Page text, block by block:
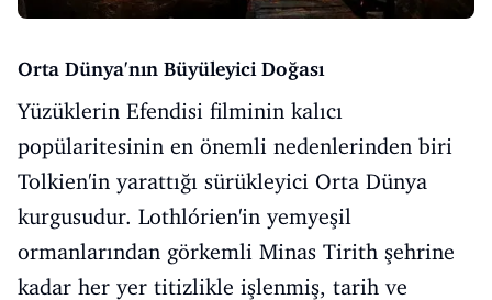
Orta Dünya'nın Büyüleyici Doğası
Yüzüklerin Efendisi filminin kalıcı
popülaritesinin en önemli nedenlerinden biri
Tolkien'in yarattığı sürükleyici Orta Dünya
kurgusudur. Lothlórien'in yemyeşil
ormanlarından görkemli Minas Tirith şehrine
kadar her yer titizlikle işlenmiş, tarih ve